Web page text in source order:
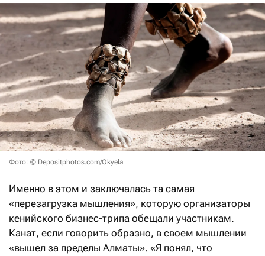
Фото: © Depositphotos.com/Okyela
Именно в этом и заключалась та самая
«перезагрузка мышления», которую организаторы
кенийского бизнес-трипа обещали участникам.
Канат, если говорить образно, в своем мышлении
«вышел за пределы Алматы». «Я понял, что